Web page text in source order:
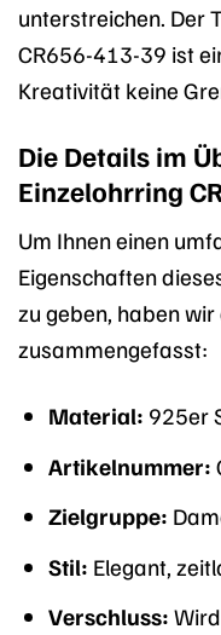
unterstreichen. Der
CR656-413-39 ist
Kreativität keine
Die Details im
Einzelohrring
Um Ihnen einen
Eigenschaften
zu geben, haben
zusammengefasst:
Material: 925er
Artikelnummer:
Zielgruppe:
Stil: Elegant,
Verschluss: